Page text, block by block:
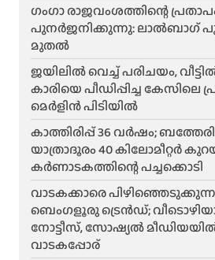
ഗംഗാ രാജവംശത്തിന്റെ
പുനർജനിക്കുന്നു: ലാൽബാഗ്
മുതൽ
ജയിലിൽ വെച്ച് പരിചയം,
കാരിയെ പീഡിപ്പിച്ച കേസിലെ
മെർളിൻ പിടിയിൽ
കാത്തിരിപ്പ് 36 വർഷം;
യാത്രാദൂരം 40 കിലോമീറ്റർ
കർണാടകത്തിന്റെ പച്ചക്കൊടി
വാടകക്കാരെ
ബെംഗളൂരു ട്രെൻഡ്;
നോട്ടീസ്, സോഷ്യൽ
വാടകപ്പോര്